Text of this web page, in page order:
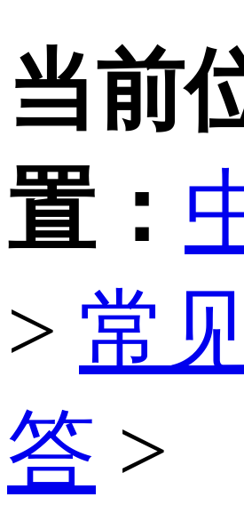
当前
置：
> 常
答 >